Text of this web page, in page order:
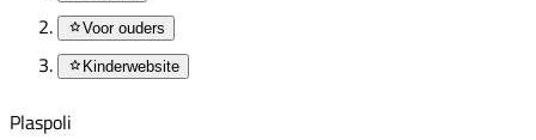
Voor ouders
Kinderwebsite
Plaspoli